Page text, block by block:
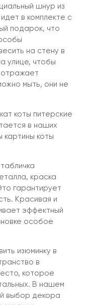
шнур из
в комплекте с
подарок, что
на стену в
улице, чтобы
мыть, они не
коты питерские
в наших
картины коты
краска
гарантирует
Красивая и
эффектный
особое
изюминку в
в
которое
В нашем
выбор декора